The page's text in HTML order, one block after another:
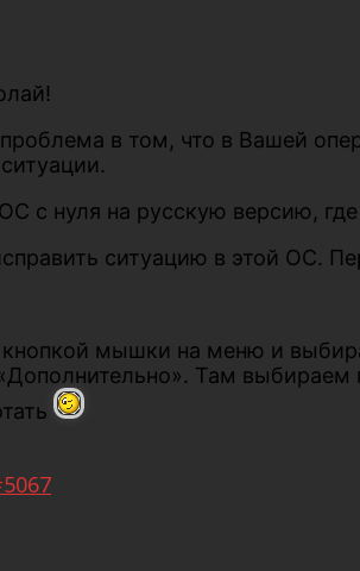
в том, что в Вашей
с нуля на русскую версию,
ситуацию в этой ОС.
мышки на меню и
Там